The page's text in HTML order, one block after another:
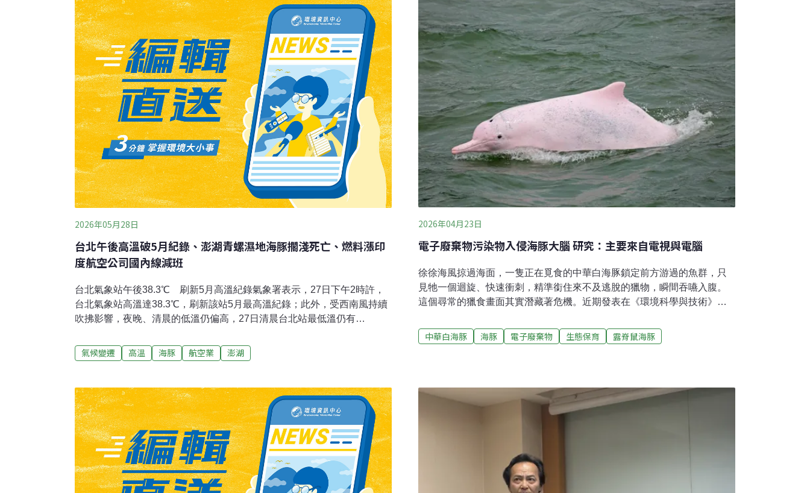
年為止，曾三度自日本太地町進口海豚。屏東海洋生物博物館則在2002、
2006年
2026年05月28日
台北午後高溫破5月紀錄、澎湖青螺濕地海豚擱淺死亡、燃料漲印
度航空公司國內線減班
台北氣象站午後38.3℃ 刷新5月高溫紀錄氣象署表示，27日下午2時許，
台北氣象站高溫達38.3℃，刷新該站5月最高溫紀錄；此外，受西南風持續
吹拂影響，夜晚、清晨的低溫仍偏高，27日清晨台北站最低溫仍有
顯，雲量比昨天更少，再加上西南風沉降，因此大台北盆地整體氣溫偏
高。（中央社 報導）澎湖青螺濕地海豚擱淺死亡 死因待解剖澎湖青螺濕地
將由中華鯨豚協會來進行解剖比對，以了解真正死因。（中央社 報導）
氣候變遷 高溫 海豚 航空業 澎湖
2026年04月23日
電子廢棄物污染物入侵海豚大腦 研究：主要來自電視與電腦
徐徐海風掠過海面，一隻正在覓食的中華白海豚鎖定前方游過的魚群，只
見牠一個迴旋、快速衝刺，精準銜住來不及逃脫的獵物，瞬間吞嚥入腹。
這個尋常的獵食畫面其實潛藏著危機。近期發表在《環境科學與技術》
電子垃圾的液晶單體（LCMs），不僅會透過食物鏈累積在印太江豚與中華
白海豚的脂肪層與肌肉中，甚至連大腦也檢驗出同樣的化學物質，引起科
（LCD）得以提供高畫質影像與鮮豔色彩。液晶單體的化學性質非常穩
定，也使得電子產品更耐用，但也意味著難以在環境中分解，成為持久性
的污染物。過去研究已知液晶單體會經由室內空氣、灰塵和廢水流入沿海
中華白海豚 海豚 電子廢棄物 生態保育 露脊鼠海豚